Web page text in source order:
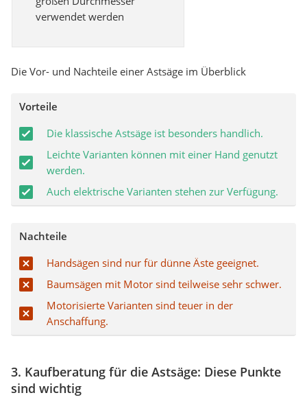
verwendet werden
Die Vor- und Nachteile einer Astsäge im Überblick
Vorteile
Die klassische Astsäge ist besonders handlich.
Leichte Varianten können mit einer Hand genutzt
werden.
Auch elektrische Varianten stehen zur Verfügung.
Nachteile
Handsägen sind nur für dünne Äste geeignet.
Baumsägen mit Motor sind teilweise sehr schwer.
Motorisierte Varianten sind teuer in der
Anschaffung.
3. Kaufberatung für die Astsäge: Diese Punkte
sind wichtig